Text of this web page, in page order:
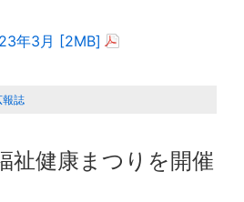
年3月 [2MB]
報誌
祉健康まつりを開催